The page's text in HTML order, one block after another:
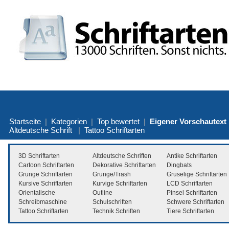
Startseite | Kategorien | Top bewertet | Eigener Vorschautext
Altdeutsche Schrift | Tattoo Schriftarten
3D Schriftarten Altdeutsche Schriften
Antike Schriftarten
Cartoon Schriftarten
Dekorative Schriftarten
Dingbats
Grunge Schriftarten
Grunge/Trash
Gruselige Schriftarten
Kursive Schriftarten
Kurvige Schriftarten
LCD Schriftarten
Orientalische
Outline
Pinsel Schriftarten
Schreibmaschine
Schulschriften
Schwere Schriftarten
Tattoo Schriftarten
Technik Schriften Tiere Schriftarten